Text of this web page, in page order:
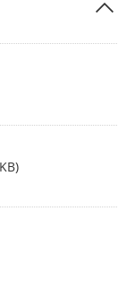
wichtige
dem ASD) und
Alltag
Raum für
im Landkreis